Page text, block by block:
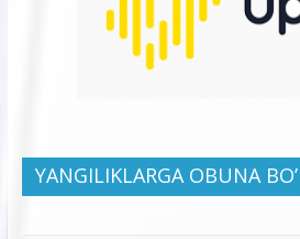
YANGILIKLARGA OBUNA